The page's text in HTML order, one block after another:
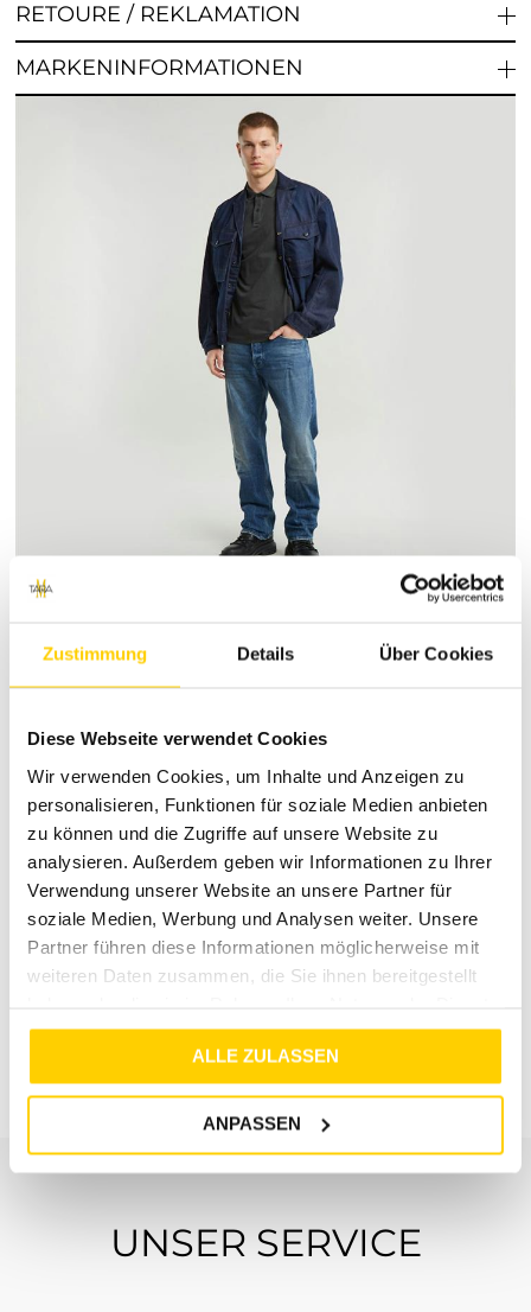
Zustimmung Details Über Cookies
Diese Webseite verwendet Cookies
Wir verwenden Cookies, um Inhalte und Anzeigen zu
personalisieren, Funktionen für soziale Medien anbieten
zu können und die Zugriffe auf unsere Website zu
analysieren. Außerdem geben wir Informationen zu Ihrer
Verwendung unserer Website an unsere Partner für
soziale Medien, Werbung und Analysen weiter. Unsere
Partner führen diese Informationen möglicherweise mit
weiteren Daten zusammen, die Sie ihnen bereitgestellt
gesammelt haben.
ALLE ZULASSEN
ANPASSEN
RETOURE / REKLAMATION
MARKENINFORMATIONEN
50%
99
43%
€
UNSER SERVICE